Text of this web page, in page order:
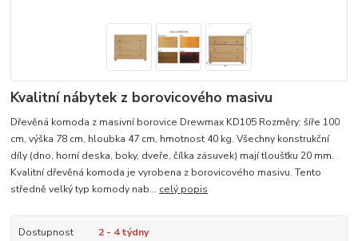
Kvalitní nábytek z borovicového masivu
Dřevěná komoda z masivní borovice Drewmax KD105 Rozměry: šíře 100
cm, výška 78 cm, hloubka 47 cm, hmotnost 40 kg. Všechny konstrukční
díly (dno, horní deska, boky, dveře, čílka zásuvek) mají tloušťku 20 mm.
Kvalitní dřevěná komoda je vyrobena z borovicového masivu. Tento
středně velký typ komody nab... celý popis
Dostupnost
2 - 4 týdny